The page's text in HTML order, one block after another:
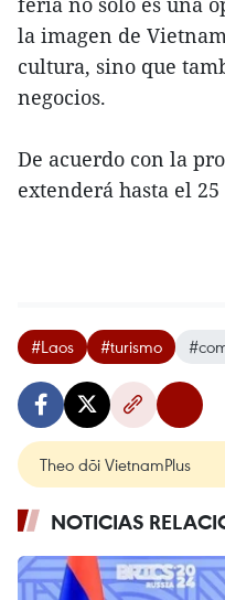
la imagen de
cultura, sino que
negocios.
De acuerdo con la
extenderá hasta el
#Laos #turismo
Theo dõi VietnamPlus
NOTICIAS